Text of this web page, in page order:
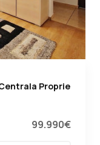
Proprie
99.990€